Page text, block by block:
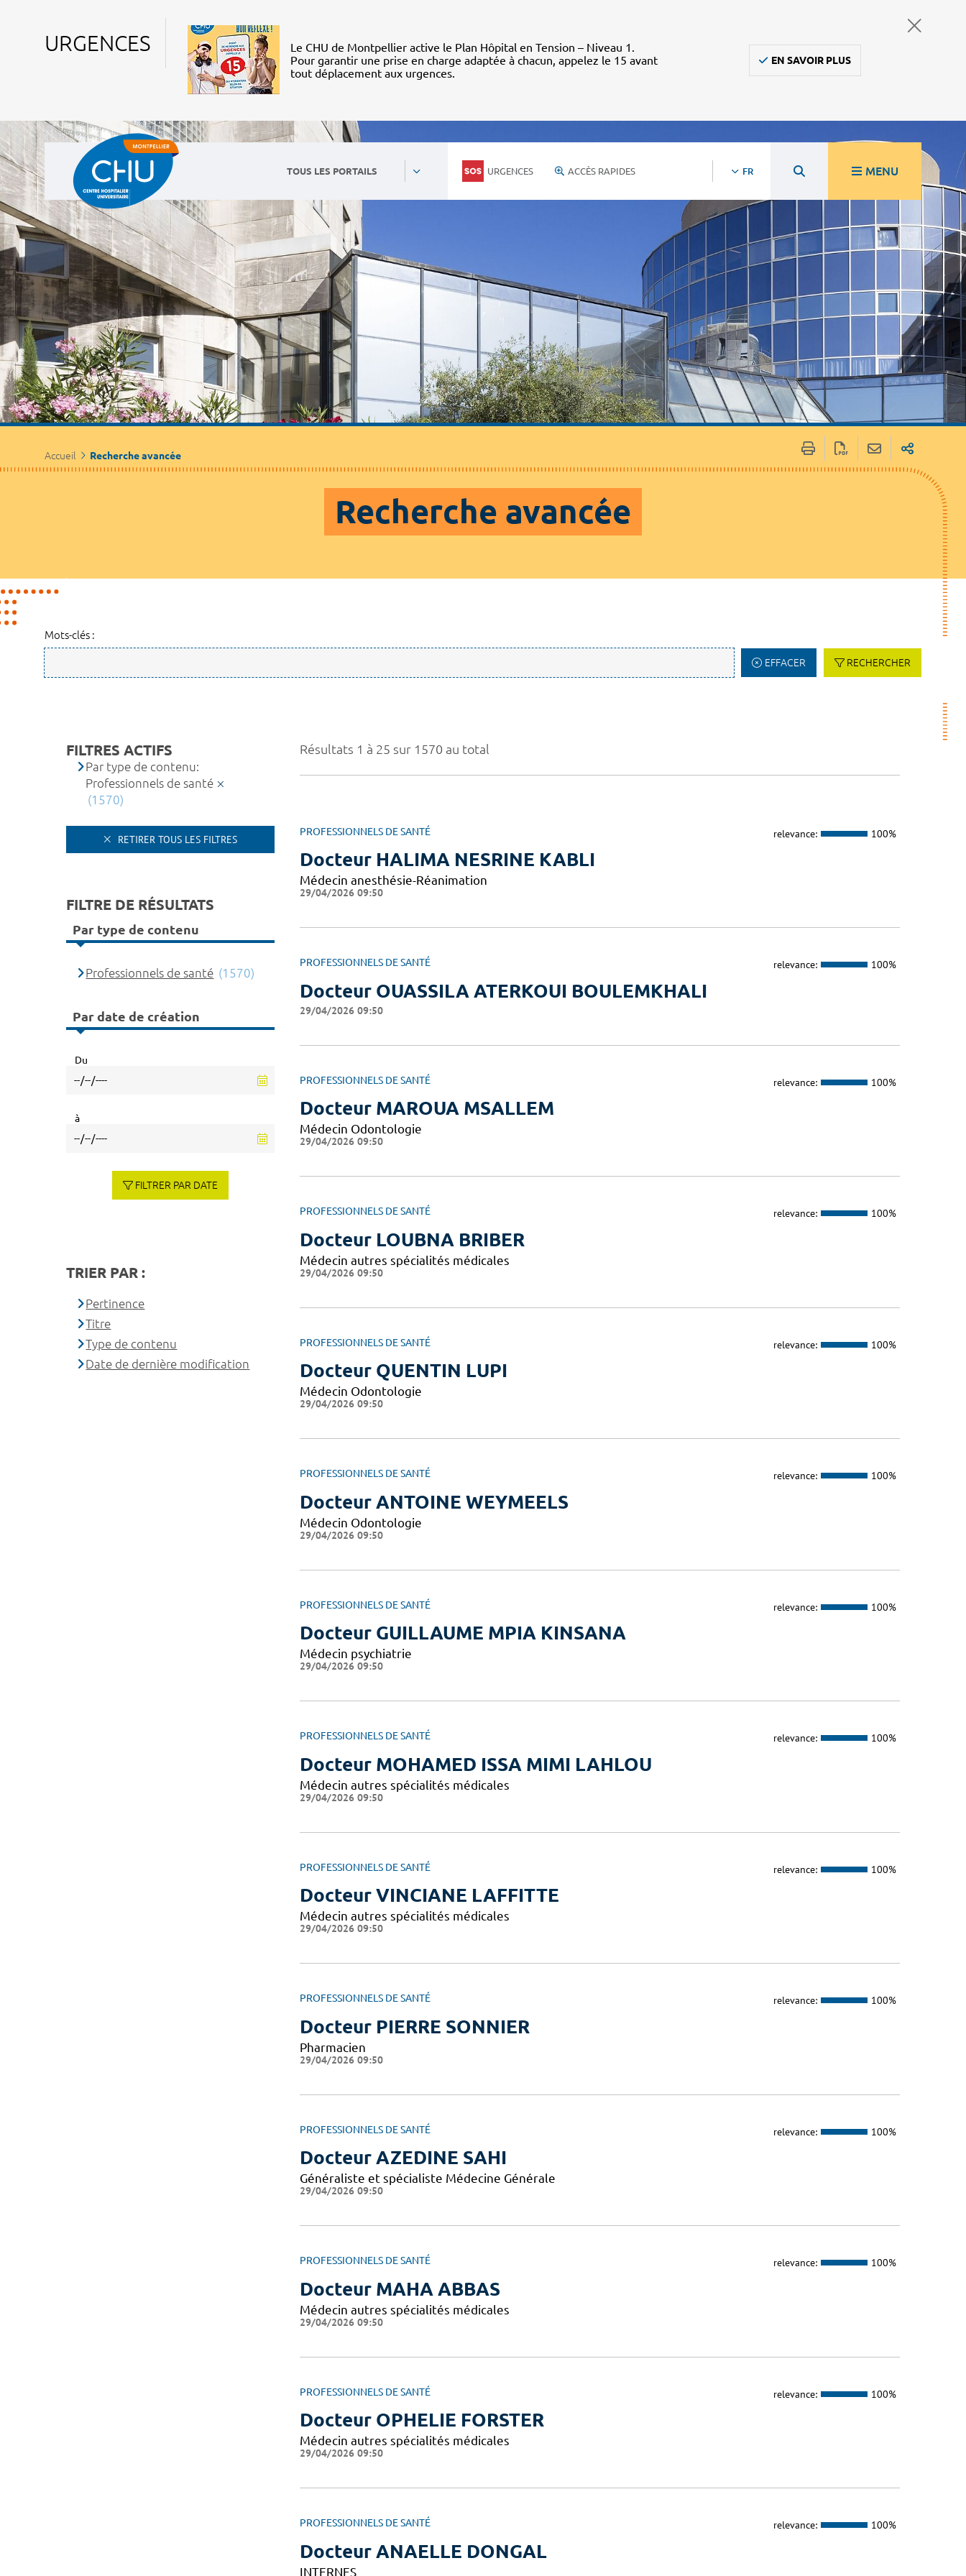
URGENCES
Le CHU de Montpellier active le Plan Hôpital en Tension – Niveau 1.
Pour garantir une prise en charge adaptée à chacun, appelez le 15 avant
tout déplacement aux urgences.
EN SAVOIR PLUS
TOUS LES PORTAILS URGENCES ACCÈS RAPIDES FR MENU
Accueil Recherche avancée
Recherche avancée
Mots-clés :
EFFACER RECHERCHER
Résultats 1 à 25 sur 1570 au total
PROFESSIONNELS DE SANTÉ relevance: 100%
Docteur HALIMA NESRINE KABLI
Médecin anesthésie-Réanimation
29/04/2026 09:50
PROFESSIONNELS DE SANTÉ relevance: 100%
Docteur OUASSILA ATERKOUI BOULEMKHALI
29/04/2026 09:50
PROFESSIONNELS DE SANTÉ relevance: 100%
Docteur MAROUA MSALLEM
Médecin Odontologie
29/04/2026 09:50
PROFESSIONNELS DE SANTÉ relevance: 100%
Docteur LOUBNA BRIBER
Médecin autres spécialités médicales
29/04/2026 09:50
PROFESSIONNELS DE SANTÉ relevance: 100%
Docteur QUENTIN LUPI
Médecin Odontologie
29/04/2026 09:50
PROFESSIONNELS DE SANTÉ relevance: 100%
Docteur ANTOINE WEYMEELS
Médecin Odontologie
29/04/2026 09:50
PROFESSIONNELS DE SANTÉ relevance: 100%
Docteur GUILLAUME MPIA KINSANA
Médecin psychiatrie
29/04/2026 09:50
PROFESSIONNELS DE SANTÉ relevance: 100%
Docteur MOHAMED ISSA MIMI LAHLOU
Médecin autres spécialités médicales
29/04/2026 09:50
PROFESSIONNELS DE SANTÉ relevance: 100%
Docteur VINCIANE LAFFITTE
Médecin autres spécialités médicales
29/04/2026 09:50
PROFESSIONNELS DE SANTÉ relevance: 100%
Docteur PIERRE SONNIER
Pharmacien
29/04/2026 09:50
PROFESSIONNELS DE SANTÉ relevance: 100%
Docteur AZEDINE SAHI
Généraliste et spécialiste Médecine Générale
29/04/2026 09:50
PROFESSIONNELS DE SANTÉ relevance: 100%
Docteur MAHA ABBAS
Médecin autres spécialités médicales
29/04/2026 09:50
PROFESSIONNELS DE SANTÉ relevance: 100%
Docteur OPHELIE FORSTER
Médecin autres spécialités médicales
29/04/2026 09:50
PROFESSIONNELS DE SANTÉ relevance: 100%
Docteur ANAELLE DONGAL
INTERNES
FILTRES ACTIFS
Par type de contenu:
Professionnels de santé
(1570)
RETIRER TOUS LES FILTRES
FILTRE DE RÉSULTATS
Par type de contenu
Professionnels de santé (1570)
Par date de création
Du
à
FILTRER PAR DATE
TRIER PAR :
Pertinence
Titre
Type de contenu
Date de dernière modification